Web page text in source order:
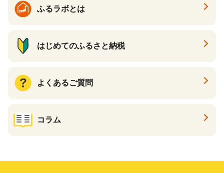
ふるラボとは
はじめてのふるさと納税
よくあるご質問
コラム